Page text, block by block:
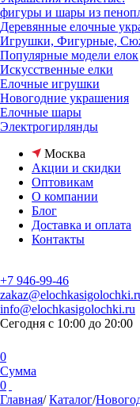
фигуры и шары из
Деревянные елочные
Игрушки, Фигурные,
Популярные модели елок
Искусственные елки
Елочные игрушки
Новогодние украшения
Елочные шары
Электрогирлянды
Москва
Акции и скидки
Оптовикам
О компании
Блог
Доставка и оплата
Контакты
+7 946-99-46
info@elochkasigolochki.ru
Сегодня с 10:00 до 20:00
0
Сумма
0
Главная/ Каталог/